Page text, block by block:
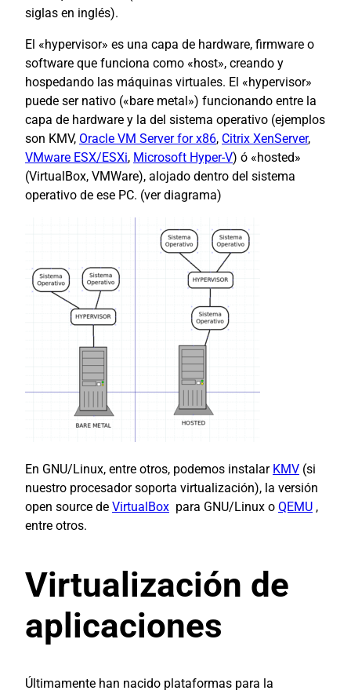
siglas en inglés).
El «hypervisor» es una capa de hardware, firmware o
software que funciona como «host», creando y
hospedando las máquinas virtuales. El «hypervisor»
puede ser nativo («bare metal») funcionando entre la
capa de hardware y la del sistema operativo (ejemplos
son KMV, Oracle VM Server for x86, Citrix XenServer,
VMware ESX/ESXi, Microsoft Hyper-V) ó «hosted»
(VirtualBox, VMWare), alojado dentro del sistema
operativo de ese PC. (ver diagrama)
En GNU/Linux, entre otros, podemos instalar KMV (si
nuestro procesador soporta virtualización), la versión
open source de VirtualBox para GNU/Linux o QEMU ,
entre otros.
Virtualización de
aplicaciones
Últimamente han nacido plataformas para la